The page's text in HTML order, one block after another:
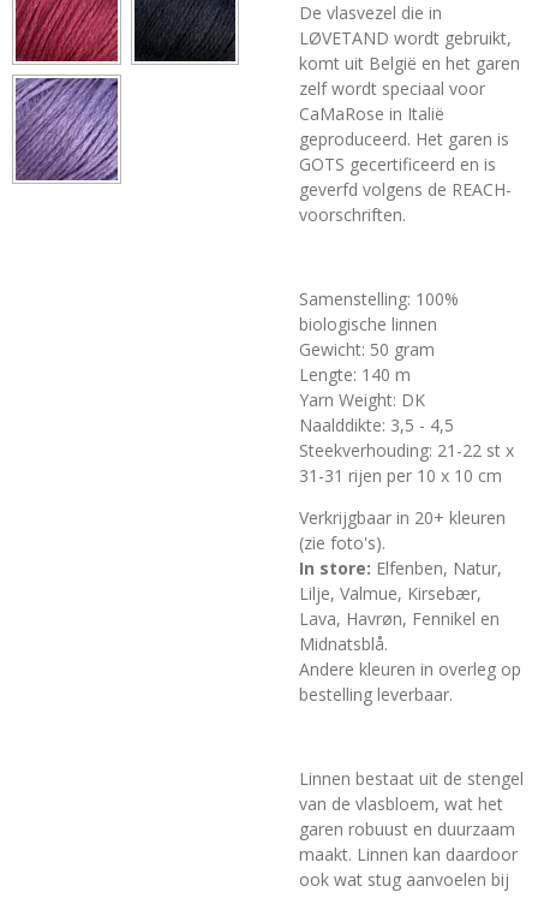
De vlasvezel die in
LØVETAND wordt gebruikt,
komt uit België en het garen
zelf wordt speciaal voor
CaMaRose in Italië
geproduceerd. Het garen is
GOTS gecertificeerd en is
geverfd volgens de REACH-
voorschriften.
Samenstelling: 100%
biologische linnen
Gewicht: 50 gram
Lengte: 140 m
Yarn Weight: DK
Naalddikte: 3,5 - 4,5
Steekverhouding: 21-22 st x
31-31 rijen per 10 x 10 cm
Verkrijgbaar in 20+ kleuren
(zie foto's).
In store: Elfenben, Natur,
Lilje, Valmue, Kirsebær,
Lava, Havrøn, Fennikel en
Midnatsblå.
Andere kleuren in overleg op
bestelling leverbaar.
Linnen bestaat uit de stengel
van de vlasbloem, wat het
garen robuust en duurzaam
maakt. Linnen kan daardoor
ook wat stug aanvoelen bij